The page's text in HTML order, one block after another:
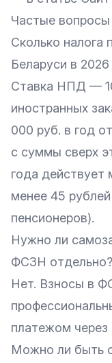
Частые вопросы
Сколько налога
Беларуси в 2026
Ставка НПД —
иностранных
000 руб. в год
с суммы сверх
года
менее 45
пенсионеров).
Нужно ли
ФСЗН отдельно?
Нет. Взносы в
платежом через
Можно ли быть